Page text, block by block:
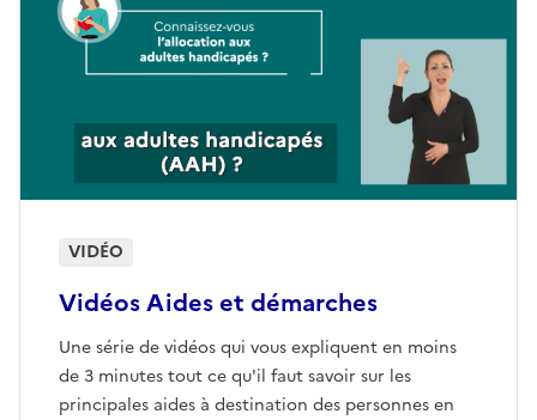
Vidéos Aides et démarches
Une série de vidéos qui vous expliquent en moins
de 3 minutes tout ce qu'il faut savoir sur les
principales aides à destination des personnes en
VIDÉO